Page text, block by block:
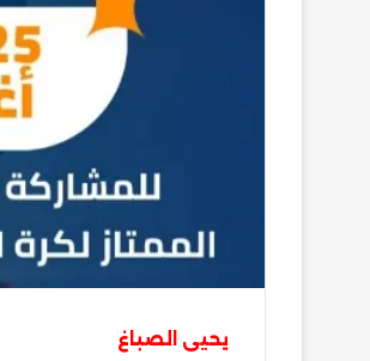
يحيى الصباغ